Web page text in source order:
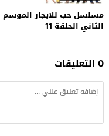
مسلسل حب للايجار الموسم
الثاني الحلقة 11
0 التعليقات